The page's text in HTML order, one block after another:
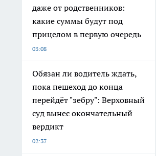
даже от родственников:
какие суммы будут под
прицелом в первую очередь
03:08
Обязан ли водитель ждать,
пока пешеход до конца
перейдёт "зебру": Верховный
суд вынес окончательный
вердикт
02:37